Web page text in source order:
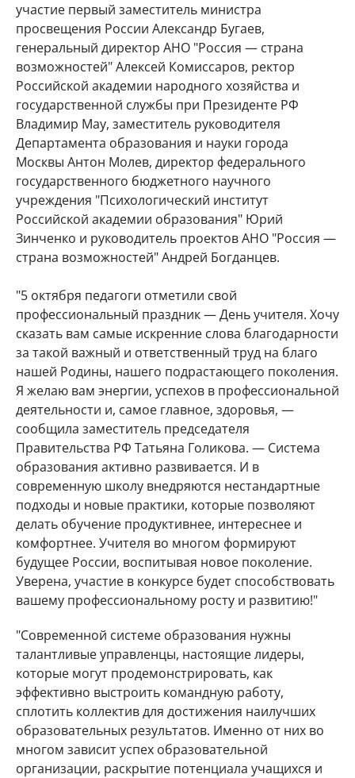
участие первый заместитель министра
просвещения России Александр Бугаев,
генеральный директор АНО "Россия — страна
возможностей" Алексей Комиссаров, ректор
Российской академии народного хозяйства и
государственной службы при Президенте РФ
Владимир Мау, заместитель руководителя
Департамента образования и науки города
Москвы Антон Молев, директор федерального
государственного бюджетного научного
учреждения "Психологический институт
Российской академии образования" Юрий
Зинченко и руководитель проектов АНО "Россия —
страна возможностей" Андрей Богданцев.
"5 октября педагоги отметили свой
профессиональный праздник — День учителя. Хочу
сказать вам самые искренние слова благодарности
за такой важный и ответственный труд на благо
нашей Родины, нашего подрастающего поколения.
Я желаю вам энергии, успехов в профессиональной
деятельности и, самое главное, здоровья, —
сообщила заместитель председателя
Правительства РФ Татьяна Голикова. — Система
образования активно развивается. И в
современную школу внедряются нестандартные
подходы и новые практики, которые позволяют
делать обучение продуктивнее, интереснее и
комфортнее. Учителя во многом формируют
будущее России, воспитывая новое поколение.
Уверена, участие в конкурсе будет способствовать
вашему профессиональному росту и развитию!"
"Современной системе образования нужны
талантливые управленцы, настоящие лидеры,
которые могут продемонстрировать, как
эффективно выстроить командную работу,
сплотить коллектив для достижения наилучших
образовательных результатов. Именно от них во
многом зависит успех образовательной
организации, раскрытие потенциала учащихся и